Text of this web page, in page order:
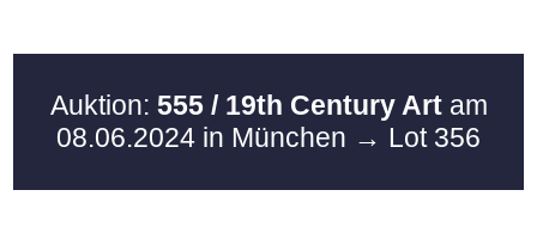
Auktion: 555 / 19th Century Artam
08.06.2024 in München → Lot 356